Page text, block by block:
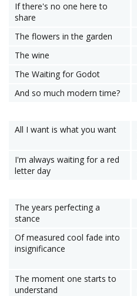
If there's no one here to
share
The flowers in the garden
The wine
The Waiting for Godot
And so much modern time?
All I want is what you want
I'm always waiting for a red
letter day
The years perfecting a
stance
Of measured cool fade into
insignificance
The moment one starts to
understand